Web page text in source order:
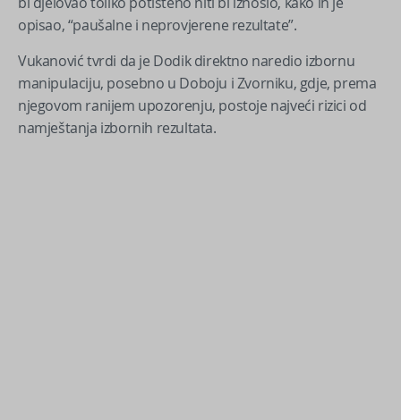
opisao, “paušalne i neprovjerene rezultate”.
Vukanović tvrdi da je Dodik direktno naredio izbornu
manipulaciju, posebno u Doboju i Zvorniku, gdje, prema
njegovom ranijem upozorenju, postoje najveći rizici od
namještanja izbornih rezultata.